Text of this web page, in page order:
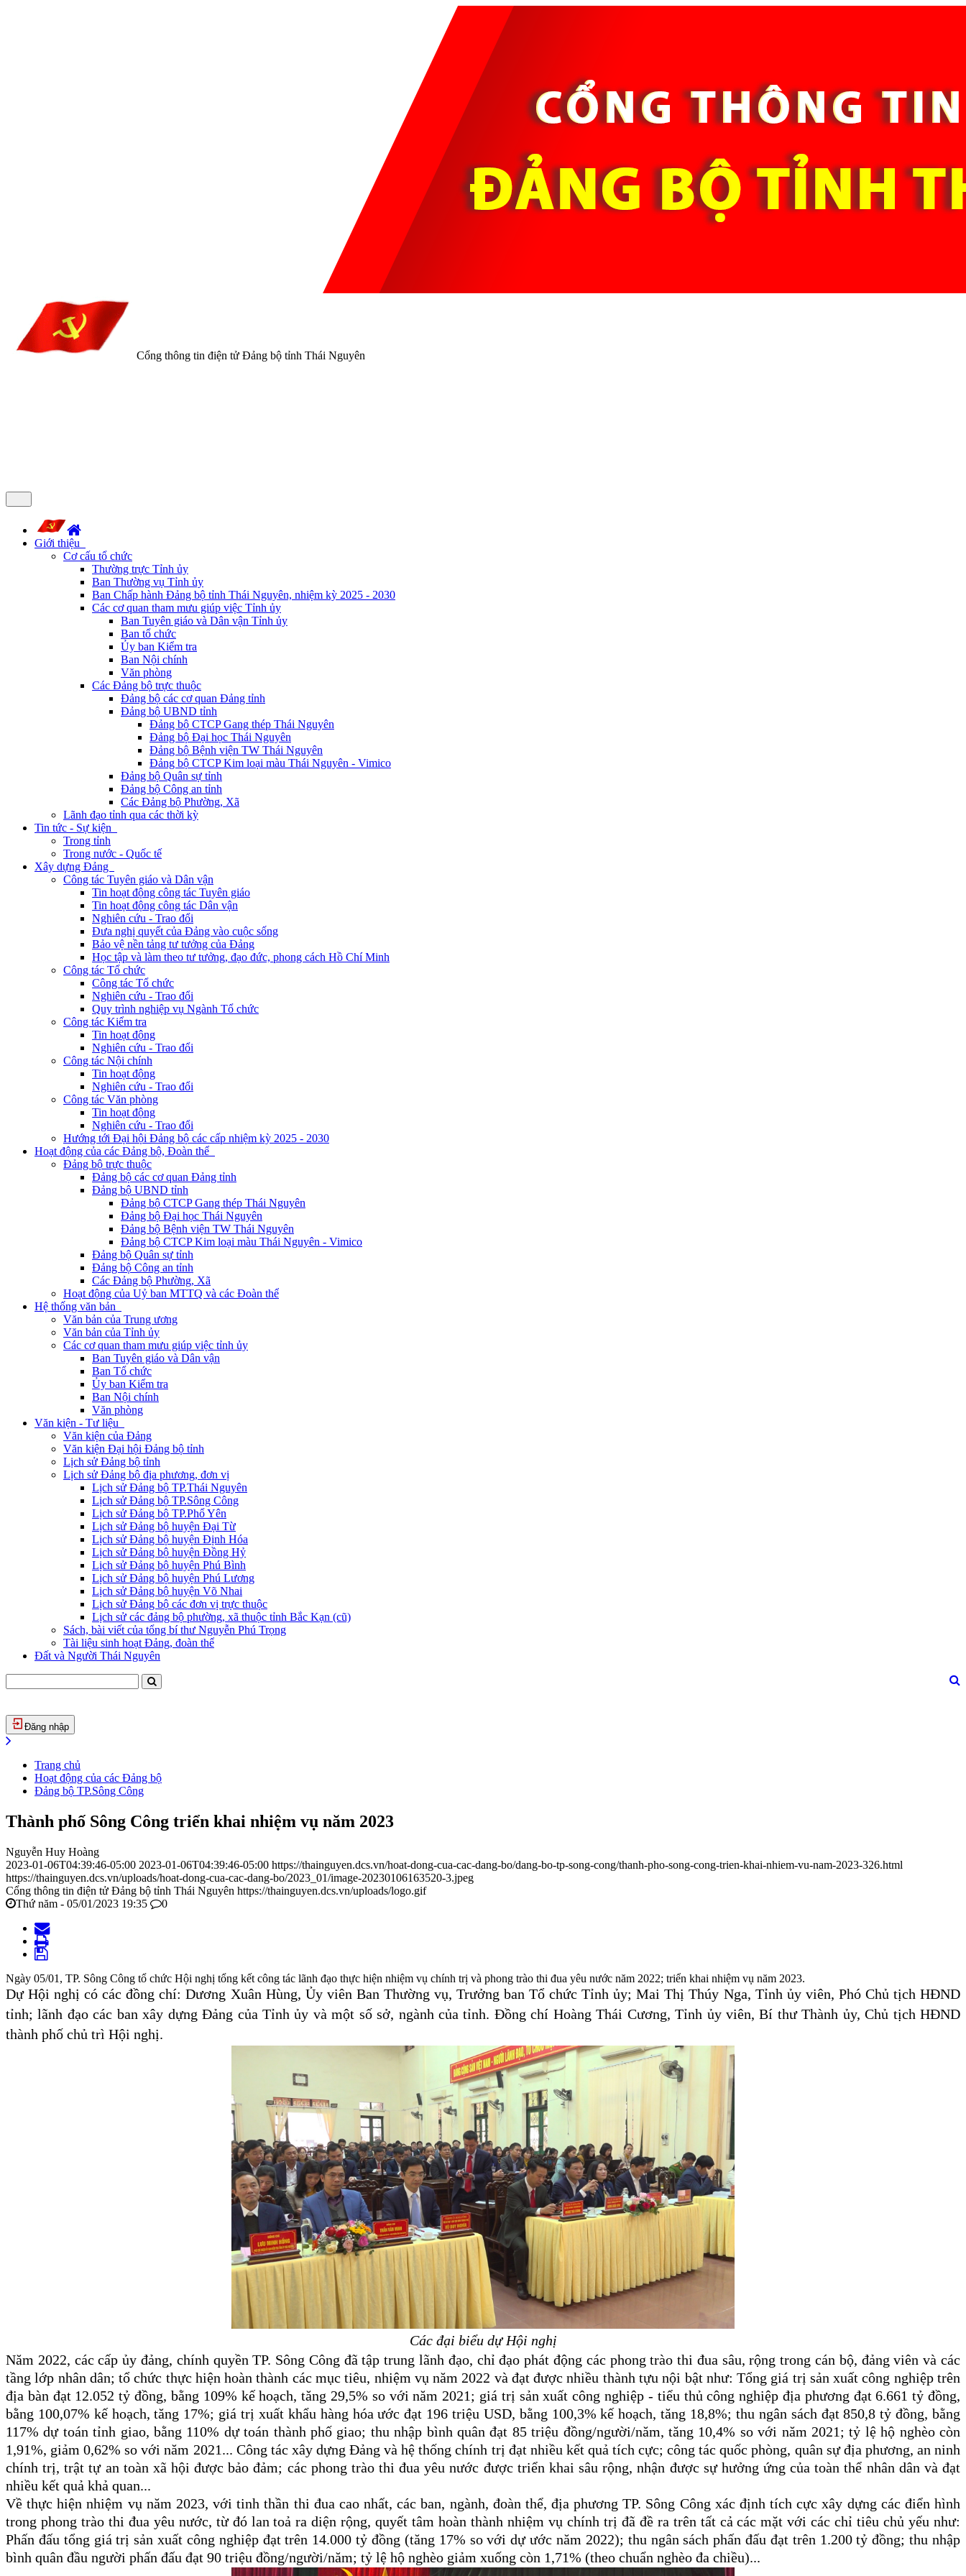
Cổng thông tin điện tử Đảng bộ tỉnh Thái Nguyên
Giới thiệu
Cơ cấu tổ chức
Thường trực Tỉnh ủy
Ban Thường vụ Tỉnh ủy
Ban Chấp hành Đảng bộ tỉnh Thái Nguyên, nhiệm kỳ 2025 - 2030
Các cơ quan tham mưu giúp việc Tỉnh ủy
Ban Tuyên giáo và Dân vận Tỉnh ủy
Ban tổ chức
Ủy ban Kiểm tra
Ban Nội chính
Văn phòng
Các Đảng bộ trực thuộc
Đảng bộ các cơ quan Đảng tỉnh
Đảng bộ UBND tỉnh
Đảng bộ CTCP Gang thép Thái Nguyên
Đảng bộ Đại học Thái Nguyên
Đảng bộ Bệnh viện TW Thái Nguyên
Đảng bộ CTCP Kim loại màu Thái Nguyên - Vimico
Đảng bộ Quân sự tỉnh
Đảng bộ Công an tỉnh
Các Đảng bộ Phường, Xã
Lãnh đạo tỉnh qua các thời kỳ
Tin tức - Sự kiện
Trong tỉnh
Trong nước - Quốc tế
Xây dựng Đảng
Công tác Tuyên giáo và Dân vận
Tin hoạt động công tác Tuyên giáo
Tin hoạt động công tác Dân vận
Nghiên cứu - Trao đổi
Đưa nghị quyết của Đảng vào cuộc sống
Bảo vệ nền tảng tư tưởng của Đảng
Học tập và làm theo tư tưởng, đạo đức, phong cách Hồ Chí Minh
Công tác Tổ chức
Công tác Tổ chức
Nghiên cứu - Trao đổi
Quy trình nghiệp vụ Ngành Tổ chức
Công tác Kiểm tra
Tin hoạt động
Nghiên cứu - Trao đổi
Công tác Nội chính
Tin hoạt động
Nghiên cứu - Trao đổi
Công tác Văn phòng
Tin hoạt động
Nghiên cứu - Trao đổi
Hướng tới Đại hội Đảng bộ các cấp nhiệm kỳ 2025 - 2030
Hoạt động của các Đảng bộ, Đoàn thể
Đảng bộ trực thuộc
Đảng bộ các cơ quan Đảng tỉnh
Đảng bộ UBND tỉnh
Đảng bộ CTCP Gang thép Thái Nguyên
Đảng bộ Đại học Thái Nguyên
Đảng bộ Bệnh viện TW Thái Nguyên
Đảng bộ CTCP Kim loại màu Thái Nguyên - Vimico
Đảng bộ Quân sự tỉnh
Đảng bộ Công an tỉnh
Các Đảng bộ Phường, Xã
Hoạt động của Uỷ ban MTTQ và các Đoàn thể
Hệ thống văn bản
Văn bản của Trung ương
Văn bản của Tỉnh ủy
Các cơ quan tham mưu giúp việc tỉnh ủy
Ban Tuyên giáo và Dân vận
Ban Tổ chức
Ủy ban Kiểm tra
Ban Nội chính
Văn phòng
Văn kiện - Tư liệu
Văn kiện của Đảng
Văn kiện Đại hội Đảng bộ tỉnh
Lịch sử Đảng bộ tỉnh
Lịch sử Đảng bộ địa phương, đơn vị
Lịch sử Đảng bộ TP.Thái Nguyên
Lịch sử Đảng bộ TP.Sông Công
Lịch sử Đảng bộ TP.Phổ Yên
Lịch sử Đảng bộ huyện Đại Từ
Lịch sử Đảng bộ huyện Định Hóa
Lịch sử Đảng bộ huyện Đồng Hỷ
Lịch sử Đảng bộ huyện Phú Bình
Lịch sử Đảng bộ huyện Phú Lương
Lịch sử Đảng bộ huyện Võ Nhai
Lịch sử Đảng bộ các đơn vị trực thuộc
Lịch sử các đảng bộ phường, xã thuộc tỉnh Bắc Kạn (cũ)
Sách, bài viết của tổng bí thư Nguyễn Phú Trọng
Tài liệu sinh hoạt Đảng, đoàn thể
Đất và Người Thái Nguyên
Đăng nhập
Trang chủ
Hoạt động của các Đảng bộ
Đảng bộ TP.Sông Công
Thành phố Sông Công triển khai nhiệm vụ năm 2023
Nguyễn Huy Hoàng
2023-01-06T04:39:46-05:00 2023-01-06T04:39:46-05:00 https://thainguyen.dcs.vn/hoat-dong-cua-cac-dang-bo/dang-bo-tp-song-cong/thanh-pho-song-cong-trien-khai-nhiem-vu-nam-2023-326.html
https://thainguyen.dcs.vn/uploads/hoat-dong-cua-cac-dang-bo/2023_01/image-20230106163520-3.jpeg
Cổng thông tin điện tử Đảng bộ tỉnh Thái Nguyên https://thainguyen.dcs.vn/uploads/logo.gif
Thứ năm - 05/01/2023 19:35
0
Ngày 05/01, TP. Sông Công tổ chức Hội nghị tổng kết công tác lãnh đạo thực hiện nhiệm vụ chính trị và phong trào thi đua yêu nước năm 2022; triển khai nhiệm vụ năm 2023.
Dự Hội nghị có các đồng chí: Dương Xuân Hùng, Ủy viên Ban Thường vụ, Trưởng ban Tổ chức Tỉnh ủy; Mai Thị Thúy Nga, Tỉnh ủy viên, Phó Chủ tịch HĐND
tỉnh; lãnh đạo các ban xây dựng Đảng của Tỉnh ủy và một số sở, ngành của tỉnh. Đồng chí Hoàng Thái Cương, Tỉnh ủy viên, Bí thư Thành ủy, Chủ tịch HĐND
thành phố chủ trì Hội nghị.
Các đại biểu dự Hội nghị
Năm 2022, các cấp ủy đảng, chính quyền TP. Sông Công đã tập trung lãnh đạo, chỉ đạo phát động các phong trào thi đua sâu, rộng trong cán bộ, đảng viên và các
tầng lớp nhân dân; tổ chức thực hiện hoàn thành các mục tiêu, nhiệm vụ năm 2022 và đạt được nhiều thành tựu nội bật như: Tổng giá trị sản xuất công nghiệp trên
địa bàn đạt 12.052 tỷ đồng, bằng 109% kế hoạch, tăng 29,5% so với năm 2021; giá trị sản xuất công nghiệp - tiểu thủ công nghiệp địa phương đạt 6.661 tỷ đồng,
bằng 100,07% kế hoạch, tăng 17%; giá trị xuất khẩu hàng hóa ước đạt 196 triệu USD, bằng 100,3% kế hoạch, tăng 18,8%; thu ngân sách đạt 850,8 tỷ đồng, bằng
117% dự toán tỉnh giao, bằng 110% dự toán thành phố giao; thu nhập bình quân đạt 85 triệu đồng/người/năm, tăng 10,4% so với năm 2021; tỷ lệ hộ nghèo còn
1,91%, giảm 0,62% so với năm 2021... Công tác xây dựng Đảng và hệ thống chính trị đạt nhiều kết quả tích cực; công tác quốc phòng, quân sự địa phương, an ninh
chính trị, trật tự an toàn xã hội được bảo đảm; các phong trào thi đua yêu nước được triển khai sâu rộng, nhận được sự hưởng ứng của toàn thể nhân dân và đạt
nhiều kết quả khả quan...
Về thực hiện nhiệm vụ năm 2023, với tinh thần thi đua cao nhất, các ban, ngành, đoàn thể, địa phương TP. Sông Công xác định tích cực xây dựng các điển hình
trong phong trào thi đua yêu nước, từ đó lan toả ra diện rộng, quyết tâm hoàn thành nhiệm vụ chính trị đã đề ra trên tất cả các mặt với các chỉ tiêu chủ yếu như:
Phấn đấu tổng giá trị sản xuất công nghiệp đạt trên 14.000 tỷ đồng (tăng 17% so với dự ước năm 2022); thu ngân sách phấn đấu đạt trên 1.200 tỷ đồng; thu nhập
bình quân đầu người phấn đấu đạt 90 triệu đồng/người/năm; tỷ lệ hộ nghèo giảm xuống còn 1,71% (theo chuẩn nghèo đa chiều)...